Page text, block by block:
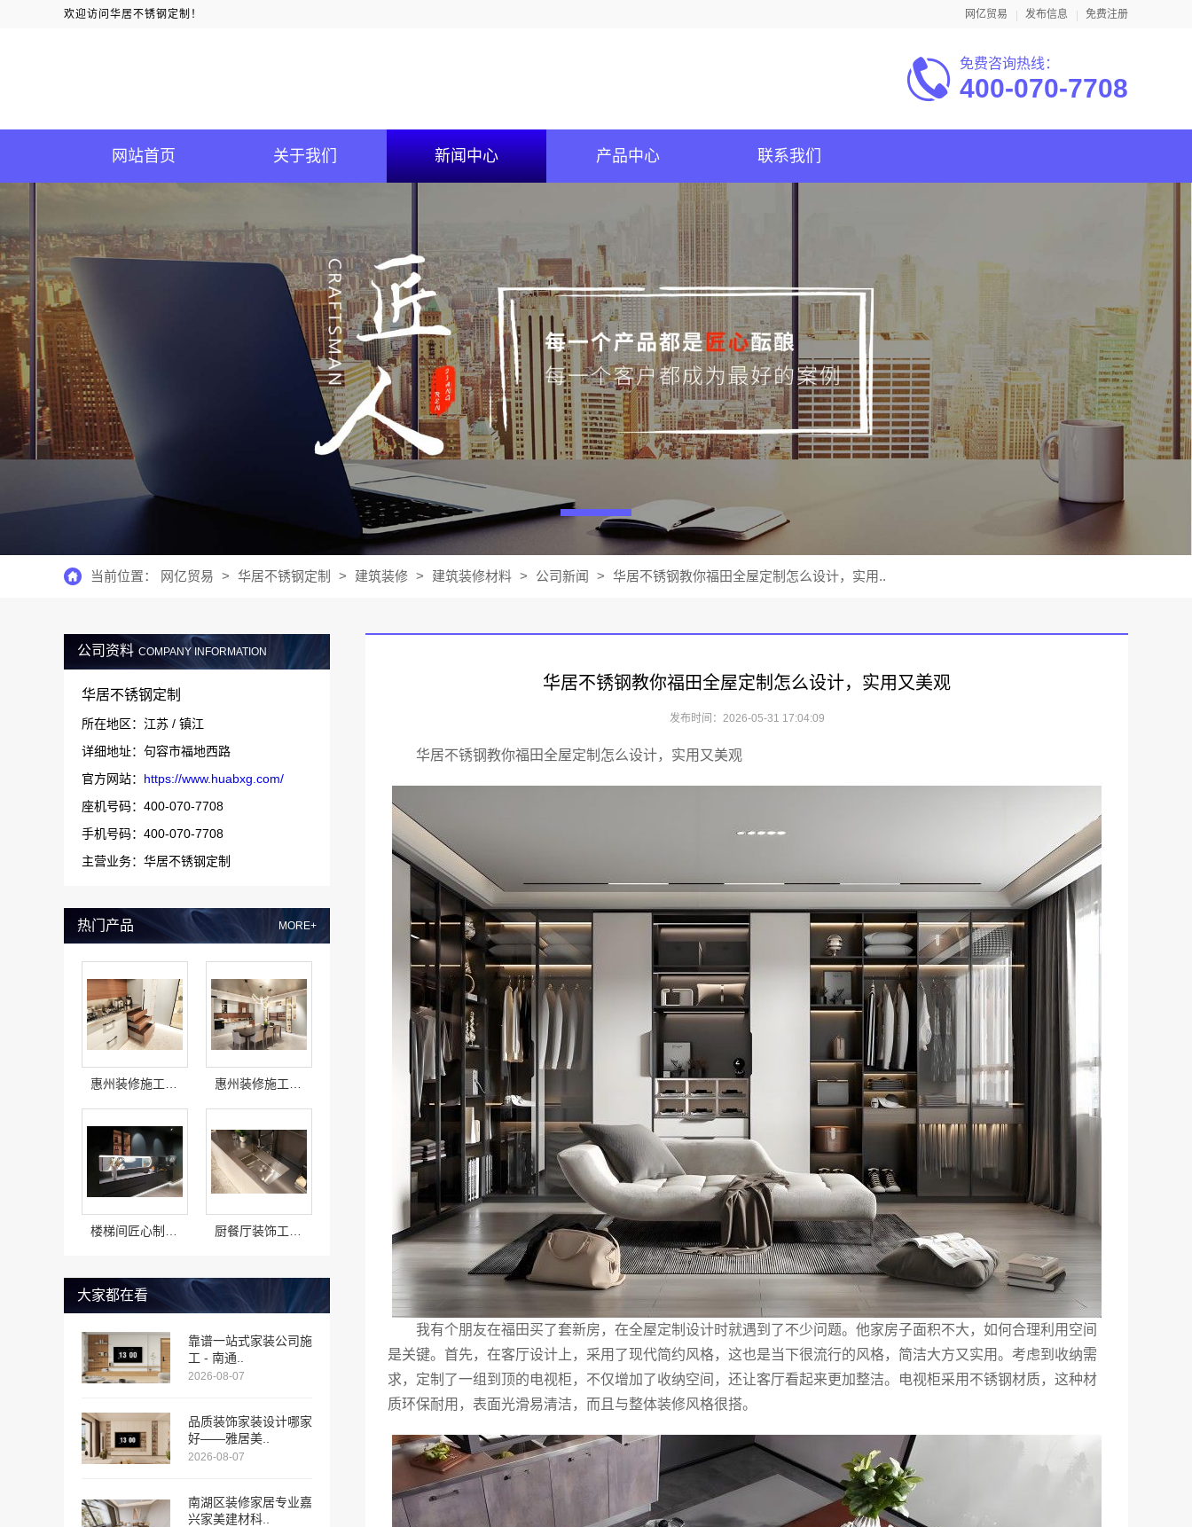
欢迎访问华居不锈钢定制！ 网亿贸易 发布信息 免费注册
免费咨询热线：
400-070-7708
网站首页 关于我们 新闻中心 产品中心 联系我们
当前位置： 网亿贸易 > 华居不锈钢定制 > 建筑装修 > 建筑装修材料 > 公司新闻 > 华居不锈钢教你福田全屋定制怎么设计，实用..
公司资料 COMPANY INFORMATION
华居不锈钢定制
所在地区：江苏 / 镇江
详细地址：句容市福地西路
官方网站： https://www.huabxg.com/
座机号码：400-070-7708
手机号码：400-070-7708
主营业务：华居不锈钢定制
热门产品 MORE+
大家都在看
靠谱一站式家装公司施
工 - 南通..
2026-08-07
品质装饰家装设计哪家
好——雅居美..
2026-08-07
南湖区装修家居专业嘉
兴家美建材科..
华居不锈钢教你福田全屋定制怎么设计，实用又美观
发布时间：2026-05-31 17:04:09
华居不锈钢教你福田全屋定制怎么设计，实用又美观
我有个朋友在福田买了套新房，在全屋定制设计时就遇到了不少问题。他家房子面积不大，如何合理利用空间
是关键。首先，在客厅设计上，采用了现代简约风格，这也是当下很流行的风格，简洁大方又实用。考虑到收纳需
求，定制了一组到顶的电视柜，不仅增加了收纳空间，还让客厅看起来更加整洁。电视柜采用不锈钢材质，这种材
质环保耐用，表面光滑易清洁，而且与整体装修风格很搭。